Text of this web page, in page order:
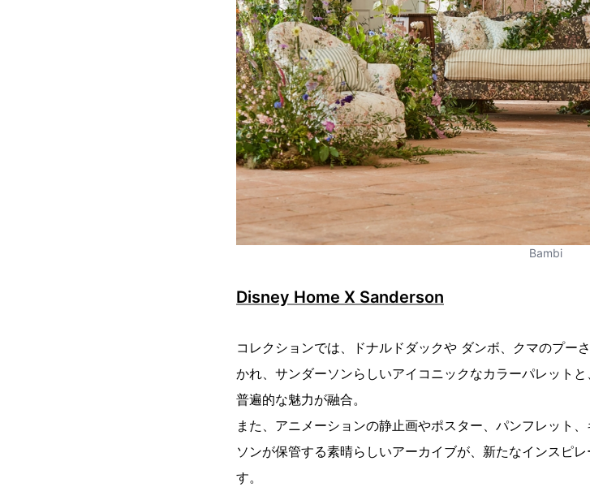
Bambi
Disney Home X Sanderson
コレクションでは、ドナルドダックや ダンボ、クマのプー
かれ、サンダーソンらしいアイコニックなカラーパレット
普遍的な魅力が融合。
また、アニメーションの静止画やポスター、パンフレット
ソンが保管する素晴らしいアーカイブが、新たなインスピ
す。